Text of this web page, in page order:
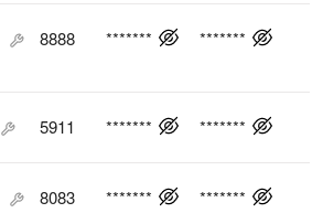
8888 ******* *******
5911 ******* *******
8083 ******* *******